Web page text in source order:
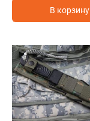
В корзину